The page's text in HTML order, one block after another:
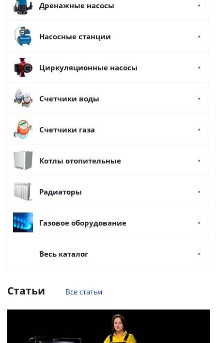
Дренажные насосы
Насосные станции
Циркуляционные насосы
Счетчики воды
Счетчики газа
Котлы отопительные
Радиаторы
Газовое оборудование
Весь каталог
Статьи Все статьи